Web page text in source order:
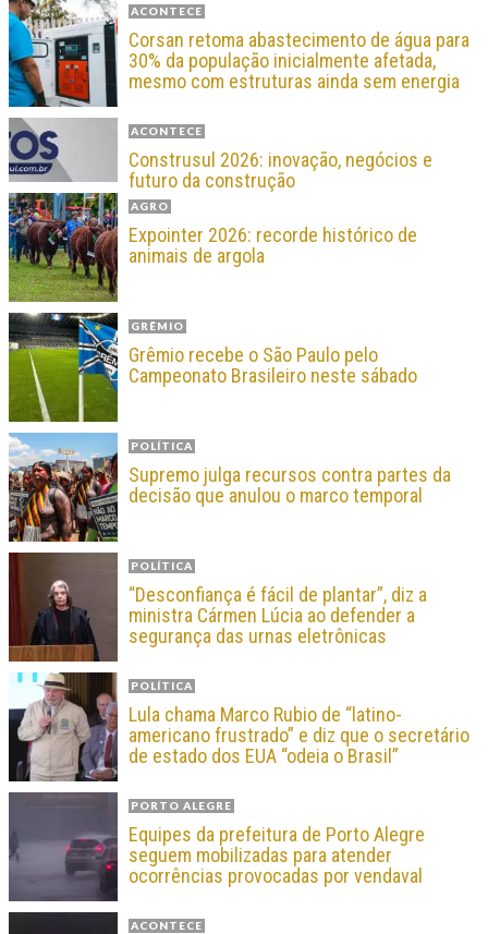
ACONTECE
Corsan retoma abastecimento de água para
30% da população inicialmente afetada,
mesmo com estruturas ainda sem energia
ACONTECE
Construsul 2026: inovação, negócios e
futuro da construção
AGRO
Expointer 2026: recorde histórico de
animais de argola
GRÊMIO
Grêmio recebe o São Paulo pelo
Campeonato Brasileiro neste sábado
POLÍTICA
Supremo julga recursos contra partes da
decisão que anulou o marco temporal
POLÍTICA
“Desconfiança é fácil de plantar”, diz a
ministra Cármen Lúcia ao defender a
segurança das urnas eletrônicas
POLÍTICA
Lula chama Marco Rubio de “latino-
americano frustrado” e diz que o secretário
de estado dos EUA “odeia o Brasil”
PORTO ALEGRE
Equipes da prefeitura de Porto Alegre
seguem mobilizadas para atender
ocorrências provocadas por vendaval
ACONTECE